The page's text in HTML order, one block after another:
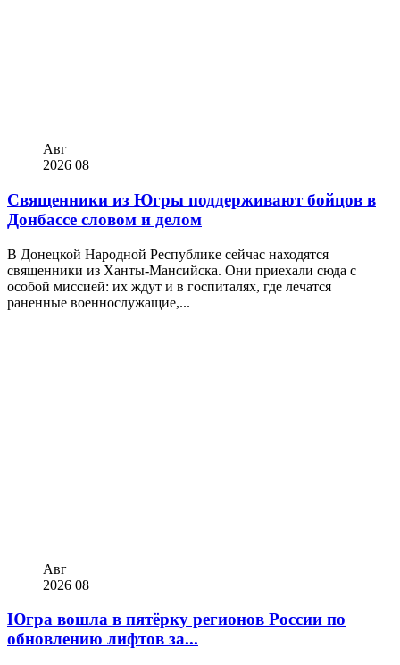
Авг
2026 08
Священники из Югры поддерживают бойцов в
Донбассе словом и делом
В Донецкой Народной Республике сейчас находятся
священники из Ханты-Мансийска. Они приехали сюда с
особой миссией: их ждут и в госпиталях, где лечатся
раненные военнослужащие,...
Авг
2026 08
Югра вошла в пятёрку регионов России по
обновлению лифтов за...